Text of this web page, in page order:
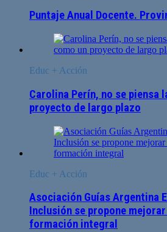
Puntaje Anual Docente.
Educ + Acción
Carolina Perín, no se piensa
proyecto de largo plazo
Educ + Acción
Asociación Guías Argentina
Inclusión se propone
formación integral